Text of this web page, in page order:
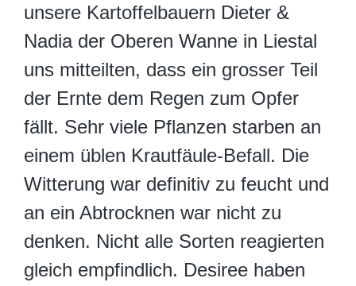
unsere Kartoffelbauern Dieter &
Nadia der Oberen Wanne in Liestal
uns mitteilten, dass ein grosser Teil
der Ernte dem Regen zum Opfer
fällt. Sehr viele Pflanzen starben an
einem üblen Krautfäule-Befall. Die
Witterung war definitiv zu feucht und
an ein Abtrocknen war nicht zu
denken. Nicht alle Sorten reagierten
gleich empfindlich. Desiree haben